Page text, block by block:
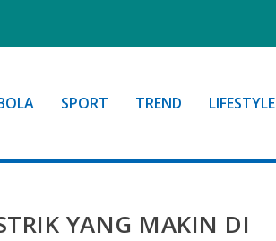
SPORT TREND LIFESTYLE
YANG MAKIN DI